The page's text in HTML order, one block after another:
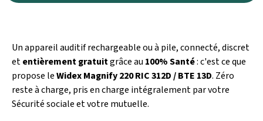
Un appareil auditif rechargeable ou à pile, connecté, discret
etentièrement gratuitgrâce au 100% Santé: c'est ce que
propose leWidex Magnify 220 RIC 312D / BTE 13D. Zéro
reste à charge, pris en charge intégralement par votre
Sécurité sociale et votre mutuelle.